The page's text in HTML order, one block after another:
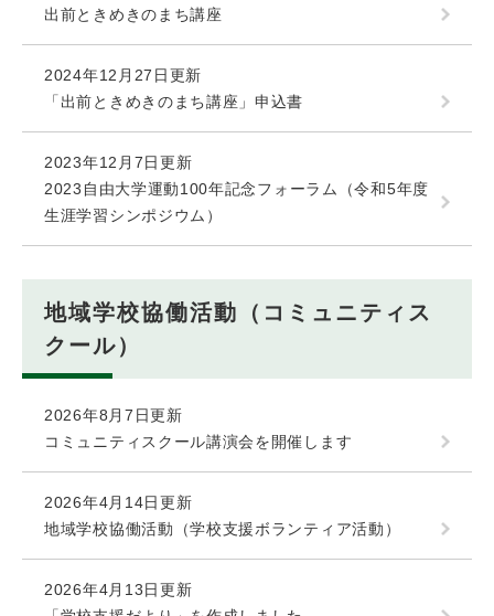
出前ときめきのまち講座
2024年12月27日更新
「出前ときめきのまち講座」申込書
2023年12月7日更新
2023自由大学運動100年記念フォーラム（令和5年度
生涯学習シンポジウム）
地域学校協働活動（コミュニティス
クール）
2026年8月7日更新
コミュニティスクール講演会を開催します
2026年4月14日更新
地域学校協働活動（学校支援ボランティア活動）
2026年4月13日更新